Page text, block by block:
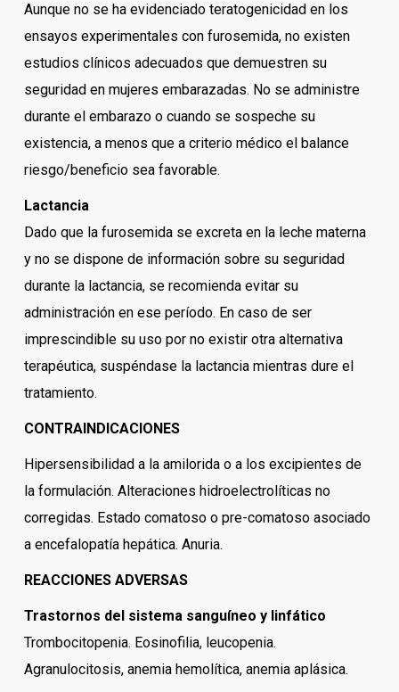
Aunque no se ha evidenciado teratogenicidad en los
ensayos experimentales con furosemida, no existen
estudios clínicos adecuados que demuestren su
seguridad en mujeres embarazadas. No se administre
durante el embarazo o cuando se sospeche su
existencia, a menos que a criterio médico el balance
riesgo/beneficio sea favorable.
Lactancia
Dado que la furosemida se excreta en la leche materna
y no se dispone de información sobre su seguridad
durante la lactancia, se recomienda evitar su
administración en ese período. En caso de ser
imprescindible su uso por no existir otra alternativa
terapéutica, suspéndase la lactancia mientras dure el
tratamiento.
CONTRAINDICACIONES
Hipersensibilidad a la amilorida o a los excipientes de
la formulación. Alteraciones hidroelectrolíticas no
corregidas. Estado comatoso o pre-comatoso asociado
a encefalopatía hepática. Anuria.
REACCIONES ADVERSAS
Trastornos del sistema sanguíneo y linfático
Trombocitopenia. Eosinofilia, leucopenia.
Agranulocitosis, anemia hemolítica, anemia aplásica.